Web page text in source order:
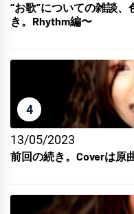
“お歌”についての雑談
き。Rhythm編〜
4
13/05/2023
前回の続き。Coverは原